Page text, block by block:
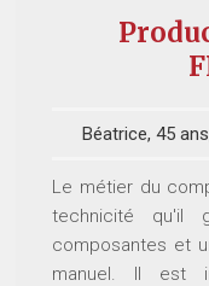
Béatrice, 45
Le métier du
technicité qu'il
composantes et
manuel. Il est